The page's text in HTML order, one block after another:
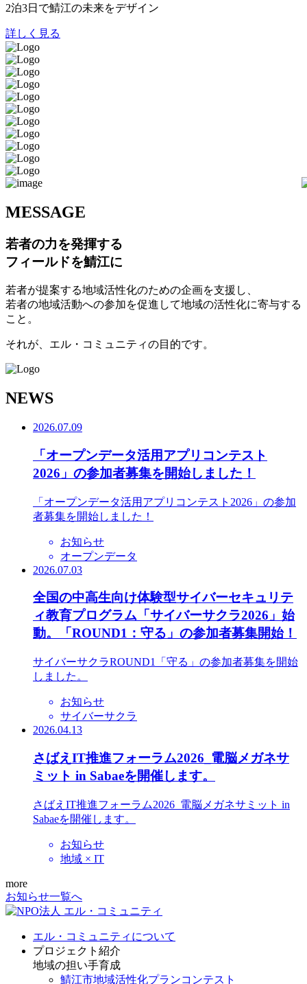
2泊3日で鯖江の未来をデザイン
詳しく見る
MESSAGE
若者の力を発揮する
フィールドを鯖江に
若者が提案する地域活性化のための企画を支援し、
若者の地域活動への参加を促進して地域の活性化に寄与する
こと。
それが、エル・コミュニティの目的です。
NEWS
2026.07.09
「オープンデータ活用アプリコンテスト
2026」の参加者募集を開始しました！
「オープンデータ活用アプリコンテスト2026」の参加
者募集を開始しました！
お知らせ
オープンデータ
2026.07.03
全国の中高生向け体験型サイバーセキュリテ
ィ教育プログラム「サイバーサクラ2026」始
動。「ROUND1：守る」の参加者募集開始！
サイバーサクラROUND1「守る」の参加者募集を開始
しました。
お知らせ
サイバーサクラ
2026.04.13
さばえIT推進フォーラム2026_電脳メガネサ
ミット in Sabaeを開催します。
さばえIT推進フォーラム2026_電脳メガネサミット in
Sabaeを開催します。
お知らせ
地域 × IT
more
お知らせ一覧へ
エル・コミュニティについて
プロジェクト紹介
地域の担い手育成
鯖江市地域活性化プランコンテスト